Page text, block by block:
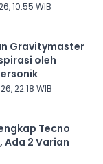
10:55 WIB
Gravitymaster
oleh
22:18 WIB
Tecno
Ada 2 Varian